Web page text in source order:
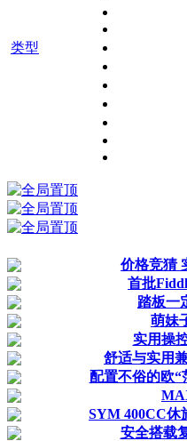
类型
价格竞猜
首批
踏板一
萌妹
实用操
舒适与实用
配置不俗的欧“
SYM 400CC休
安全搭载